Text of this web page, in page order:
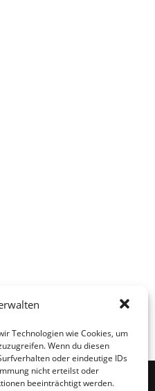
Technologien wie Cookies, um
Wenn du diesen
oder eindeutige IDs
nicht erteilst oder
beeinträchtigt werden.